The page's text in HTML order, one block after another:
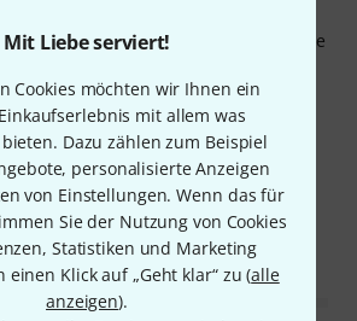
Mit Liebe serviert!
Cookies möchten wir Ihnen ein
mit allem was
Dazu zählen zum Beispiel
personalisierte Anzeigen
von Einstellungen. Wenn das für
Sie der Nutzung von Cookies
Statistiken und Marketing
Klick auf „Geht klar“ zu (alle
anzeigen).
ist er eine gute Unterstützung für
mal etwas weniger geläufige Akkorde
etwas Farbe in das Spiel zu
etwas unübersichtlich,
und her
BEWERTUNG MELDEN